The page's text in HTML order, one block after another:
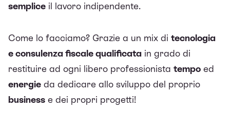
semplice il lavoro indipendente.
Come lo facciamo? Grazie a un mix di tecnologia
e consulenza fiscale qualificata in grado di
restituire ad ogni libero professionista tempo ed
energie da dedicare allo sviluppo del proprio
business e dei propri progetti!